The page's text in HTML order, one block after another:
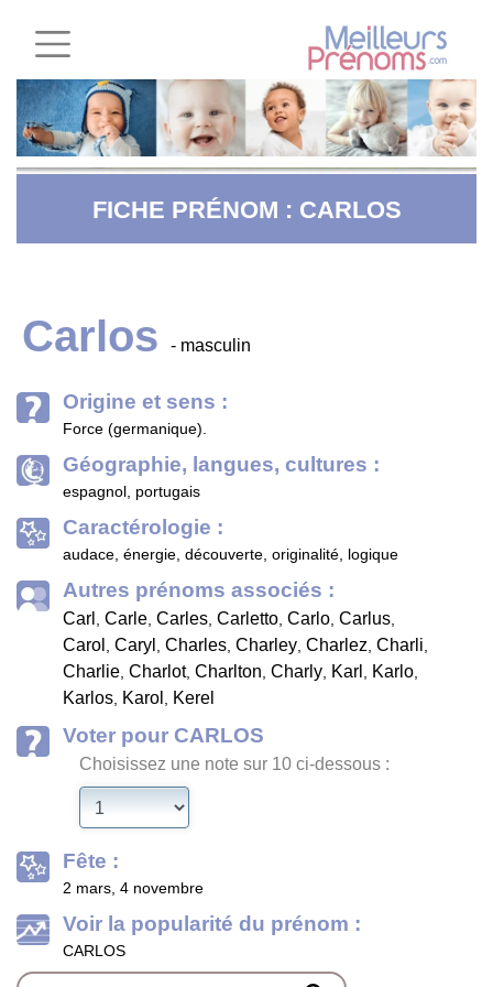
FICHE PRÉNOM : CARLOS
Carlos - masculin
Origine et sens :
Force (germanique).
Géographie, langues, cultures :
espagnol, portugais
Caractérologie :
audace, énergie, découverte, originalité, logique
Autres prénoms associés :
Carl , Carle, Carles, Carletto, Carlo, Carlus,
Carol , Caryl , Charles, Charley, Charlez, Charli,
Charlie, Charlot, Charlton, Charly, Karl , Karlo,
Karlos, Karol , Kerel
Voter pour CARLOS
Choisissez une note sur 10 ci-dessous :
Fête :
2 mars, 4 novembre
Voir la popularité du prénom :
CARLOS